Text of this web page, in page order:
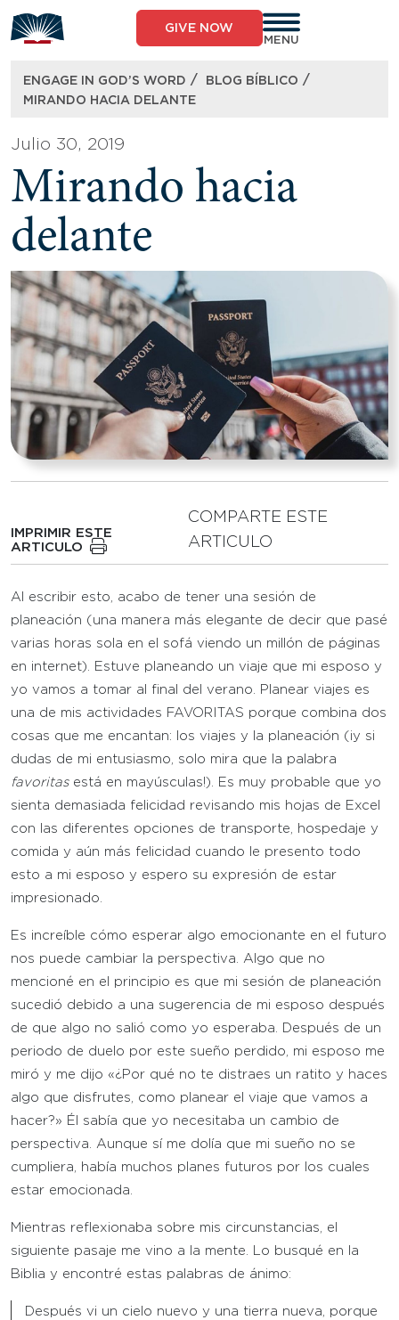
to
content
GIVE NOW
MENU
ENGAGE IN GOD’S WORD / BLOG BÍBLICO /
MIRANDO HACIA DELANTE
Julio 30, 2019
Mirando hacia
delante
IMPRIMIR ESTE
ARTICULO
COMPARTE ESTE
ARTICULO
Al escribir esto, acabo de tener una sesión de
planeación (una manera más elegante de decir que pasé
varias horas sola en el sofá viendo un millón de páginas
en internet). Estuve planeando un viaje que mi esposo y
yo vamos a tomar al final del verano. Planear viajes es
una de mis actividades FAVORITAS porque combina dos
cosas que me encantan: los viajes y la planeación (¡y si
dudas de mi entusiasmo, solo mira que la palabra
favoritas está en mayúsculas!). Es muy probable que yo
sienta demasiada felicidad revisando mis hojas de Excel
con las diferentes opciones de transporte, hospedaje y
comida y aún más felicidad cuando le presento todo
esto a mi esposo y espero su expresión de estar
impresionado.
Es increíble cómo esperar algo emocionante en el futuro
nos puede cambiar la perspectiva. Algo que no
mencioné en el principio es que mi sesión de planeación
sucedió debido a una sugerencia de mi esposo después
de que algo no salió como yo esperaba. Después de un
periodo de duelo por este sueño perdido, mi esposo me
miró y me dijo «¿Por qué no te distraes un ratito y haces
algo que disfrutes, como planear el viaje que vamos a
hacer?» Él sabía que yo necesitaba un cambio de
perspectiva. Aunque sí me dolía que mi sueño no se
cumpliera, había muchos planes futuros por los cuales
estar emocionada.
Mientras reflexionaba sobre mis circunstancias, el
siguiente pasaje me vino a la mente. Lo busqué en la
Biblia y encontré estas palabras de ánimo:
Después vi un cielo nuevo y una tierra nueva, porque